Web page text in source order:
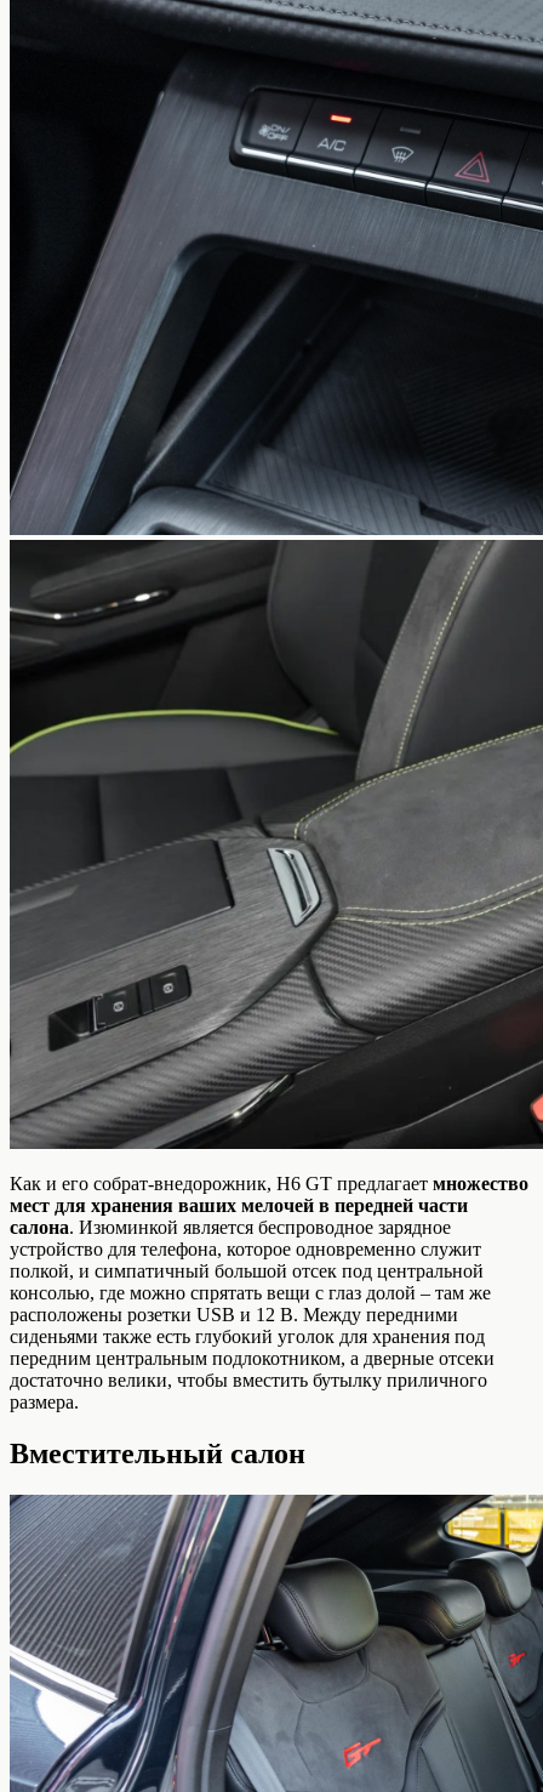
Как и его собрат-внедорожник, H6 GT предлагает множество
мест для хранения ваших мелочей в передней части
салона. Изюминкой является беспроводное зарядное
устройство для телефона, которое одновременно служит
полкой, и симпатичный большой отсек под центральной
консолью, где можно спрятать вещи с глаз долой – там же
расположены розетки USB и 12 В. Между передними
сиденьями также есть глубокий уголок для хранения под
передним центральным подлокотником, а дверные отсеки
достаточно велики, чтобы вместить бутылку приличного
размера.
Вместительный салон